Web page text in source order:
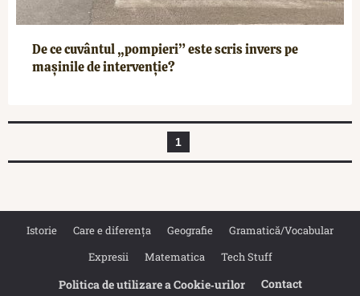
De ce cuvântul „pompieri” este scris invers pe
mașinile de intervenție?
1
Istorie Care e diferența Geografie
Gramatică/Vocabular
Expresii
Matematica Tech Stuff
Politica de utilizare a Cookie‐urilor Contact